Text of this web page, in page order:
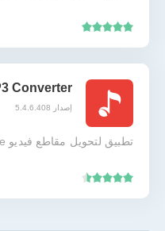
Converter
إصدار 5.4.6.408
تطبيق لتحويل مقاطع فيديو YouTube إلى MP3.